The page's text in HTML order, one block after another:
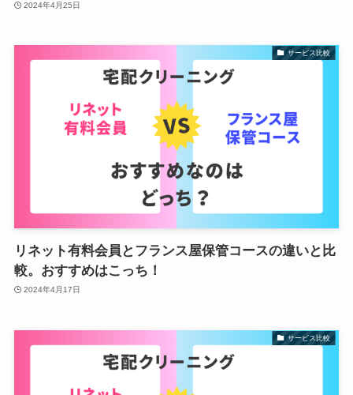
2024年4月25日
サービス比較
リネット有料会員とフランス屋保管コースの違いと比
較。おすすめはこっち！
2024年4月17日
サービス比較